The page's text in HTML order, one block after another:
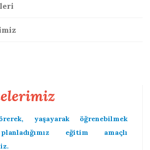
yaşayarak öğrenebilmek
eğitim amaçlı